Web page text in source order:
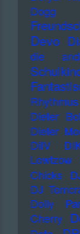
Dogg
Devo
die
Dieter
Dieter
DiIV
Lowtzow
Chicks
DJ
Dolly
Cherry